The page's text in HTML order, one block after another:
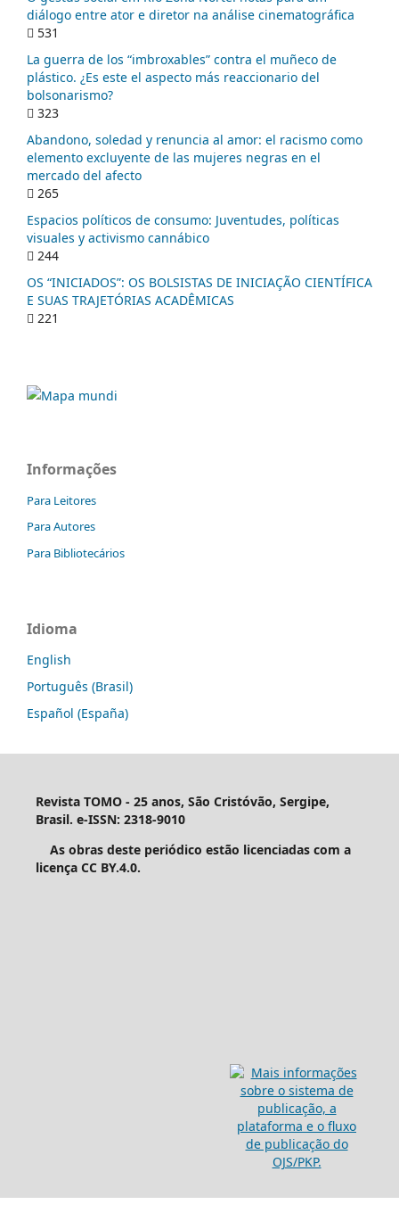
diálogo entre ator e diretor na análise cinematográfica
531
La guerra de los “imbroxables” contra el muñeco de
plástico. ¿Es este el aspecto más reaccionario del
bolsonarismo?
323
Abandono, soledad y renuncia al amor: el racismo como
elemento excluyente de las mujeres negras en el
mercado del afecto
265
Espacios políticos de consumo: Juventudes, políticas
visuales y activismo cannábico
244
OS “INICIADOS”: OS BOLSISTAS DE INICIAÇÃO CIENTÍFICA
E SUAS TRAJETÓRIAS ACADÊMICAS
221
Informações
Para Leitores
Para Autores
Para Bibliotecários
Idioma
English
Português (Brasil)
Español (España)
Revista TOMO - 25 anos, São Cristóvão, Sergipe,
Brasil. e-ISSN: 2318-9010
As obras deste periódico estão licenciadas com a
licença CC BY.4.0.